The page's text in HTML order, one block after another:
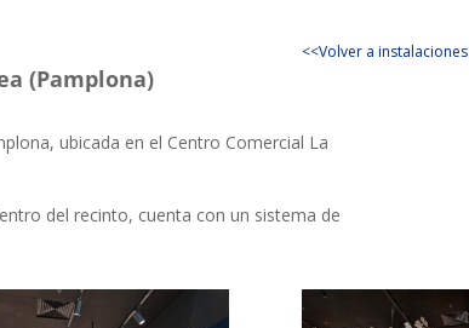
<<Volver a instalaciones
(Pamplona)
ubicada en el Centro Comercial La
del recinto, cuenta con un sistema de